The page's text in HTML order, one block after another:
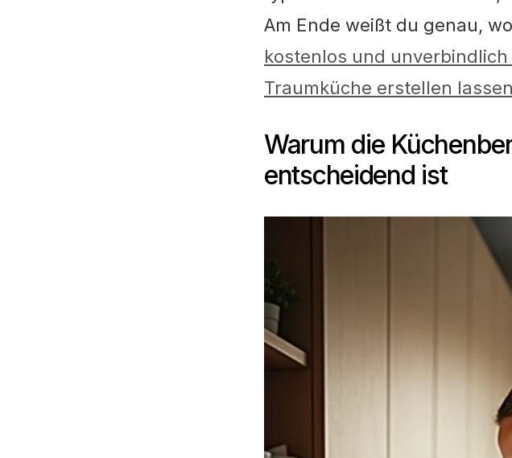
Am Ende weißt du genau,
kostenlos und
Traumküche erstellen lassen
Warum die
entscheidend ist